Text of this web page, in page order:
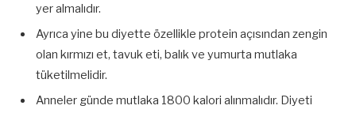
yer almalıdır.
Ayrıca yine bu diyette özellikle protein açısından zengin
olan kırmızı et, tavuk eti, balık ve yumurta mutlaka
tüketilmelidir.
Anneler günde mutlaka 1800 kalori alınmalıdır. Diyeti